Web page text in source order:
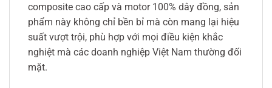
composite cao cấp và motor 100% dây đồng, sản
phẩm này không chỉ bền bỉ mà còn mang lại hiệu
suất vượt trội, phù hợp với mọi điều kiện khắc
nghiệt mà các doanh nghiệp Việt Nam thường đối
mặt.